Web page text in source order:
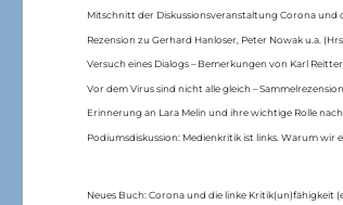
Mitschnitt der Diskussionsveranstaltung Corona und
Rezension zu Gerhard Hanloser, Peter Nowak u.a.
Versuch eines Dialogs – Bemerkungen von Karl
Vor dem Virus sind nicht alle gleich –
Erinnerung an Lara Melin und ihre wichtige Rolle
Podiumsdiskussion: Medienkritik ist links. Warum
Neues Buch: Corona und die linke Kritik(un)fähigkeit